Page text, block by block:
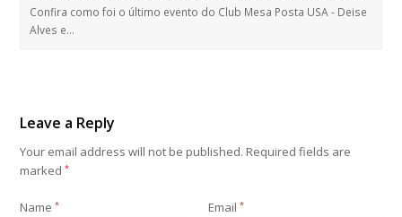
Confira como foi o último evento do Club Mesa Posta USA - Deise
Alves e…
Leave a Reply
Your email address will not be published. Required fields are
marked*
Name* Email*